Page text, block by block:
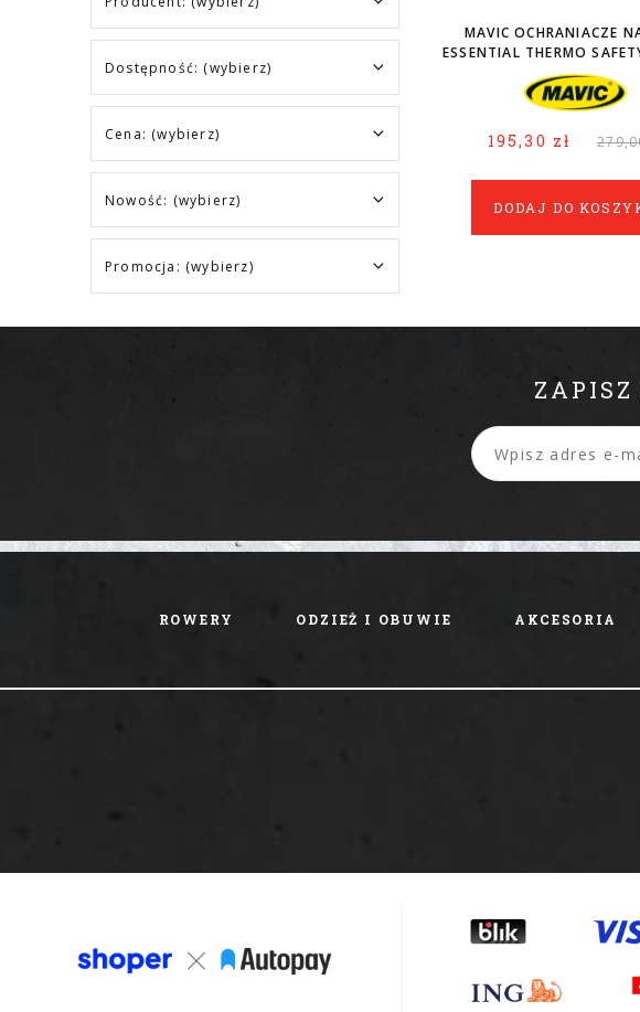
Dostępność: (wybierz)
Cena: (wybierz)
Nowość: (wybierz)
Promocja: (wybierz)
MAVIC OCHRANIACZE
ESSENTIAL THERMO
M
195,30 zł
DODAJ DO
ZAPISZ
ROWERY ODZIEŻ I OBUWIE AKCESORIA